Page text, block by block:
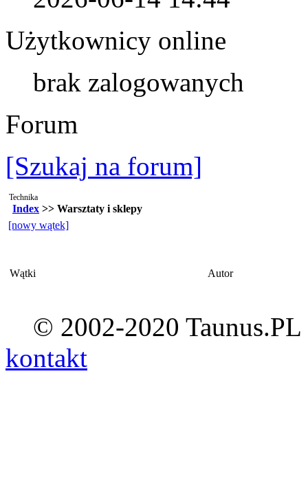
Użytkownicy online
brak zalogowanych
Forum
[Szukaj na forum]
Technika
Index >> Warsztaty i sklepy
[nowy wątek]
Wątki Autor
© 2002-2020
kontakt